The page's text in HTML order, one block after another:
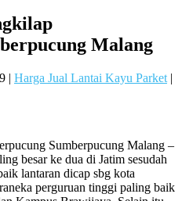
Malang
| Harga Jual Lantai Kayu Parket |
Sumberpucung Malang –
besar ke dua di Jatim sesudah
lantaran dicap sbg kota
perguruan tinggi paling baik